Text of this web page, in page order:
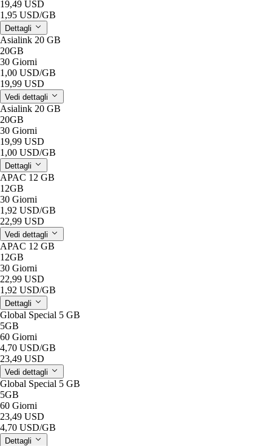
19,49 USD
1,95 USD/GB
Dettagli
Asialink 20 GB
20GB
30 Giorni
1,00 USD/GB
19,99 USD
Vedi dettagli
Asialink 20 GB
20GB
30 Giorni
19,99 USD
1,00 USD/GB
Dettagli
APAC 12 GB
12GB
30 Giorni
1,92 USD/GB
22,99 USD
Vedi dettagli
APAC 12 GB
12GB
30 Giorni
22,99 USD
1,92 USD/GB
Dettagli
Global Special 5 GB
5GB
60 Giorni
4,70 USD/GB
23,49 USD
Vedi dettagli
Global Special 5 GB
5GB
60 Giorni
23,49 USD
4,70 USD/GB
Dettagli